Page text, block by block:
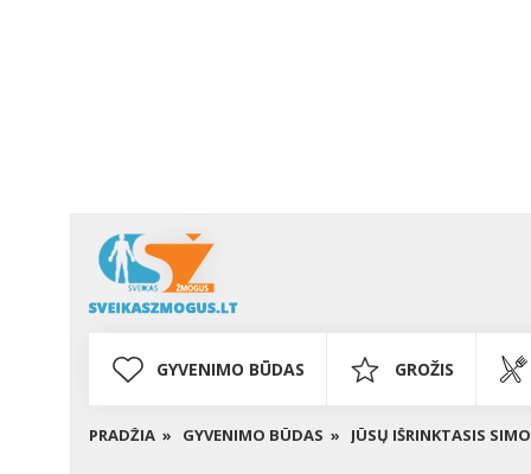
GYVENIMO BŪDAS GROŽIS
PRADŽIA » GYVENIMO BŪDAS » JŪSŲ IŠRINKTASIS